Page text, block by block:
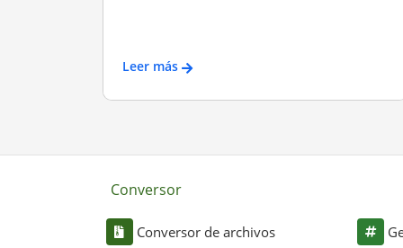
Leer más
Conversor
Conversor de archivos